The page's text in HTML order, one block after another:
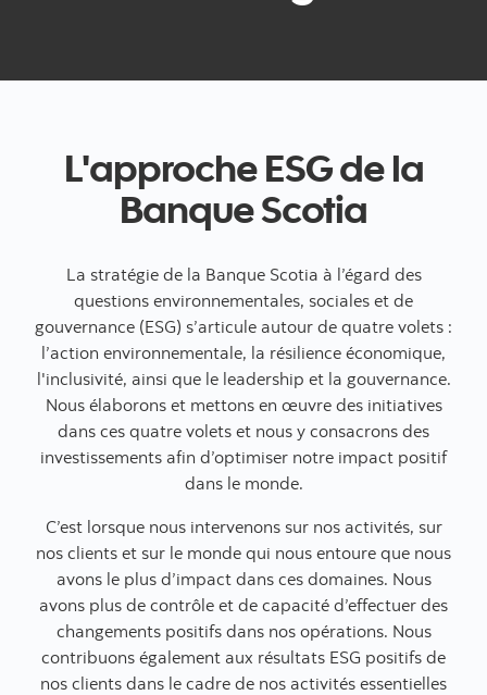
L'approche ESG de la
Banque Scotia
La stratégie de la Banque Scotia à l’égard des
questions environnementales, sociales et de
gouvernance (ESG) s’articule autour de quatre volets :
l’action environnementale, la résilience économique,
l'inclusivité, ainsi que le leadership et la gouvernance.
Nous élaborons et mettons en œuvre des initiatives
dans ces quatre volets et nous y consacrons des
investissements afin d’optimiser notre impact positif
dans le monde.
C’est lorsque nous intervenons sur nos activités, sur
nos clients et sur le monde qui nous entoure que nous
avons le plus d’impact dans ces domaines. Nous
avons plus de contrôle et de capacité d’effectuer des
changements positifs dans nos opérations. Nous
contribuons également aux résultats ESG positifs de
nos clients dans le cadre de nos activités essentielles